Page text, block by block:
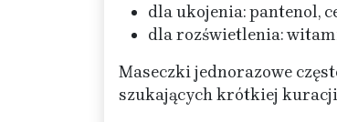
dla ukojenia: pantenol,
dla rozświetlenia:
Maseczki jednorazowe
szukających krótkiej